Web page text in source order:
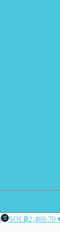
SOL฿2,469.70